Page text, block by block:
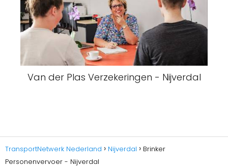
Van der Plas Verzekeringen - Nijverdal
TransportNetwerk Nederland Nijverdal
Brinker
Personenvervoer - Nijverdal